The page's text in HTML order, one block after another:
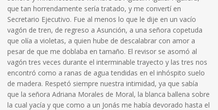
que tan horrendamente sería tratado, y me convertí en
Secretario Ejecutivo. Fue al menos lo que le dije en un vacío
vagón de tren, de regreso a Asunción, a una señora copetuda
que olía a violetas, a quien hube de descalabrar con amor a
pesar de que me doblaba en tamaño. El revisor se asomó al
vagón tres veces durante el interminable trayecto y las tres nos
encontró como a ranas de agua tendidas en el inhóspito suelo
de madera. Respetó siempre nuestra intimidad, ya que sabía
que la señora Adriana Morales de Moral, la blanca ballena sobre
la cual yacía y que como a un Jonás me había devorado hasta el